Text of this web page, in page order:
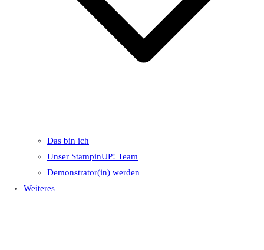
Das bin ich
Unser StampinUP! Team
Demonstrator(in) werden
Weiteres